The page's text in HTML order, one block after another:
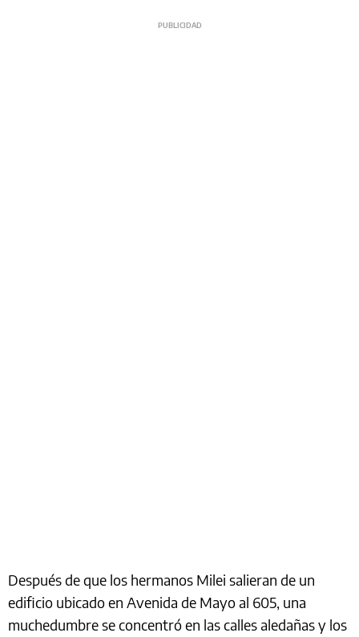
Después de que los hermanos Milei salieran de un
edificio ubicado en Avenida de Mayo al 605, una
muchedumbre se concentró en las calles aledañas y los